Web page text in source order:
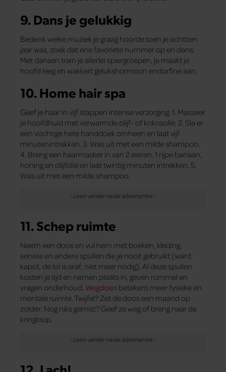
9. Dans je gelukkig
Bedenk welke muziek je graag hoorde toen je achttien
jaar was, zoek dat ene favoriete nummer op en dans.
Met dansen train je allerlei spiergroepen, je maakt je
hoofd leeg en wakkert gelukshormoon endorfine aan.
10. Home hair spa
Geef je haar in vijf stappen intense verzorging: 1. Masseer
je hoofdhuid met verwarmde olijf- of kokosolie. 2. Sla er
een vochtige hete handdoek omheen en laat vijf
minutenintrekken. 3. Was uit met een milde shampoo.
4. Breng een haarmasker in van 2 eieren, 1 rijpe banaan,
honing en olijfolie en laat twintig minuten intrekken. 5.
Was uit met een milde shampoo.
11. Schep ruimte
Neem een doos en vul hem met boeken, kleding,
servies en andere spullen die je nooit gebruikt (want
kapot, de lol is eraf, niet meer nodig). Al deze spullen
kosten je tijd en nemen plaats in, geven rommel en
vragen onderhoud. Wegdoen betekent meer fysieke en
mentale ruimte. Twijfel? Zet de doos een maand op
zolder. Nog niks gemist? Geef ze weg of breng naar de
kringloop.